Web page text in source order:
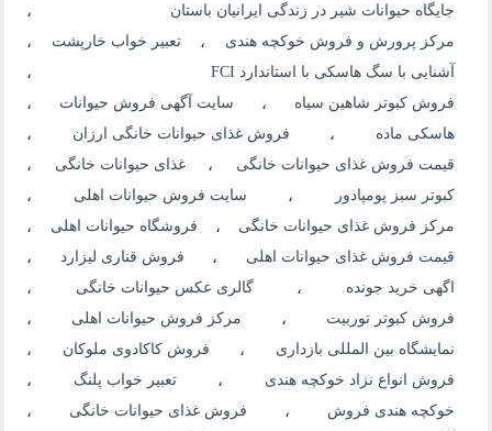
جایگاه حیوانات شیر در زندگی ایرانیان باستان ،
مرکز پرورش و فروش خوکچه هندی ، تعبیر خواب خارپشت ،
آشنایی با سگ هاسکی با استاندارد FCI ،
فروش کبوتر شاهین سیاه ، سایت آگهی فروش حیوانات ،
هاسکی ماده ، فروش غذای حیوانات خانگی ارزان ،
قیمت فروش غذای حیوانات خانگی ، غذای حیوانات خانگی ،
کبوتر سبز پومپادور ، سایت فروش حیوانات اهلی ،
مرکز فروش غذای حیوانات خانگی ، فروشگاه حیوانات اهلی ،
قیمت فروش غذای حیوانات اهلی ، فروش قناری لیزارد ،
اگهی خرید جونده ، گالری عکس حیوانات خانگی ،
فروش کبوتر توربیت ، مرکز فروش حیوانات اهلی ،
نمایشگاه بین المللی بازداری ، فروش کاکادوی ملوکان ،
فروش انواع نزاد خوکچه هندی ، تعبیر خواب پلنگ ،
خوکچه هندی فروش ، فروش غذای حیوانات خانگی ،